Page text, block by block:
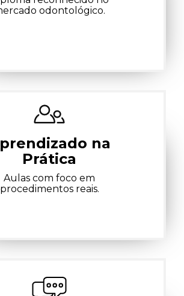
odontológico.
na
Prática
Aulas com foco em
procedimentos reais.